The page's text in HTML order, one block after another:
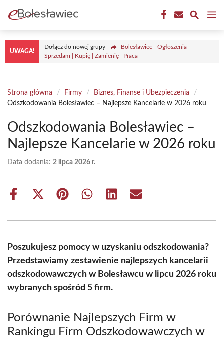
treści
UWAGA!
Dołącz do nowej grupy
Bolesławiec - Ogłoszenia |
Sprzedam | Kupię | Zamienię | Praca
Strona główna / Firmy / Biznes, Finanse i Ubezpieczenia
/
Odszkodowania Bolesławiec – Najlepsze Kancelarie w 2026 roku
Odszkodowania Bolesławiec –
Najlepsze Kancelarie w 2026 roku
Data dodania: 2 lipca 2026 r.
Share
Share
(Twitter)
Share Share Share Share
Poszukujesz pomocy w uzyskaniu odszkodowania?
Przedstawiamy zestawienie najlepszych kancelarii
odszkodowawczych w Bolesławcu w lipcu 2026 roku
wybranych spośród 5 firm.
Porównanie Najlepszych Firm w
Rankingu Firm Odszkodowawczych w